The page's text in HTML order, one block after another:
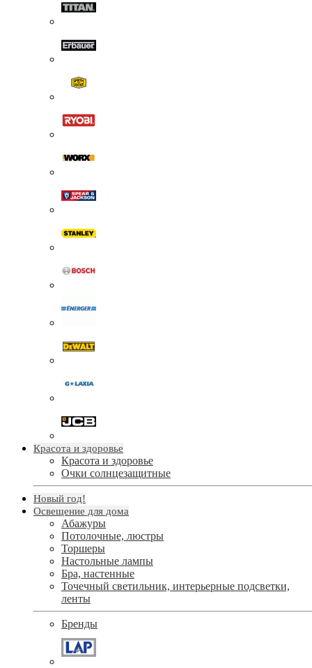
Красота и здоровье
Красота и здоровье
Очки солнцезащитные
Новый год!
Освещение для дома
Абажуры
Потолочные, люстры
Торшеры
Настольные лампы
Бра, настенные
Точечный светильник, интерьерные подсветки,
ленты
Бренды